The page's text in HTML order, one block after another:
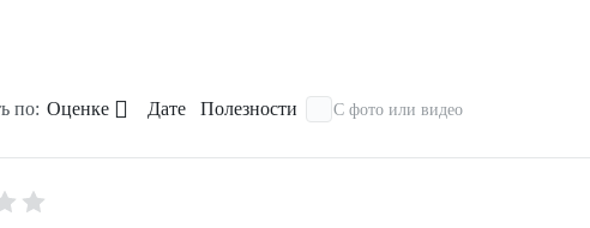
по: Оценке Дате Полезности С фото или видео